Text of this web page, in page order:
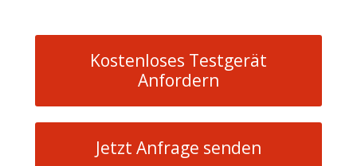
Kostenloses Testgerät
Anfordern
Jetzt Anfrage senden